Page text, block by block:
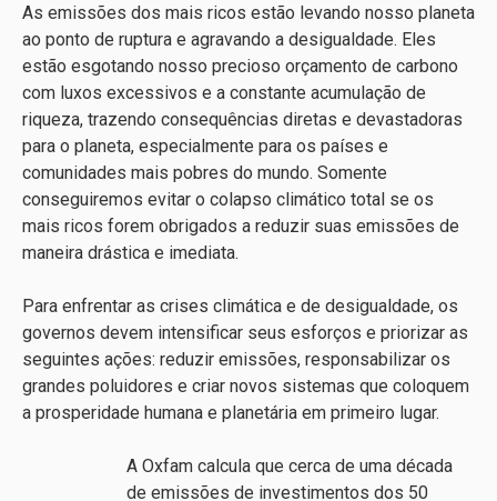
As emissões dos mais ricos estão levando nosso planeta
ao ponto de ruptura e agravando a desigualdade. Eles
estão esgotando nosso precioso orçamento de carbono
com luxos excessivos e a constante acumulação de
riqueza, trazendo consequências diretas e devastadoras
para o planeta, especialmente para os países e
comunidades mais pobres do mundo. Somente
conseguiremos evitar o colapso climático total se os
mais ricos forem obrigados a reduzir suas emissões de
maneira drástica e imediata.
Para enfrentar as crises climática e de desigualdade, os
governos devem intensificar seus esforços e priorizar as
seguintes ações: reduzir emissões, responsabilizar os
grandes poluidores e criar novos sistemas que coloquem
a prosperidade humana e planetária em primeiro lugar.
A Oxfam calcula que cerca de uma década
de emissões de investimentos dos 50